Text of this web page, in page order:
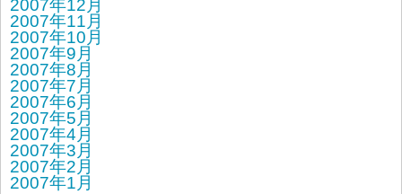
2007年12月
2007年11月
2007年10月
2007年9月
2007年8月
2007年7月
2007年6月
2007年5月
2007年4月
2007年3月
2007年2月
2007年1月